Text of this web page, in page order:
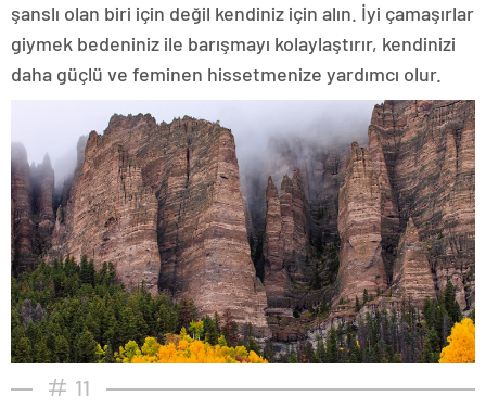
şanslı olan biri için değil kendiniz için alın. İyi çamaşırlar
giymek bedeniniz ile barışmayı kolaylaştırır, kendinizi
daha güçlü ve feminen hissetmenize yardımcı olur.
11